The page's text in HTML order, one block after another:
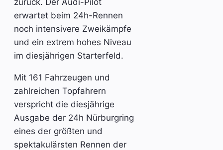
erwartet beim 24h-Rennen
noch intensivere Zweikämpfe
und ein extrem hohes Niveau
im diesjährigen Starterfeld.
Mit 161 Fahrzeugen und
zahlreichen Topfahrern
verspricht die diesjährige
Ausgabe der 24h Nürburgring
eines der größten und
spektakulärsten Rennen der